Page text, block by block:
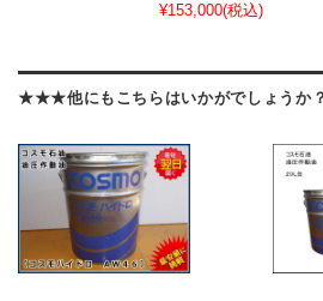
¥153,000(税込)
★★★他にもこちらはいかがでしょう